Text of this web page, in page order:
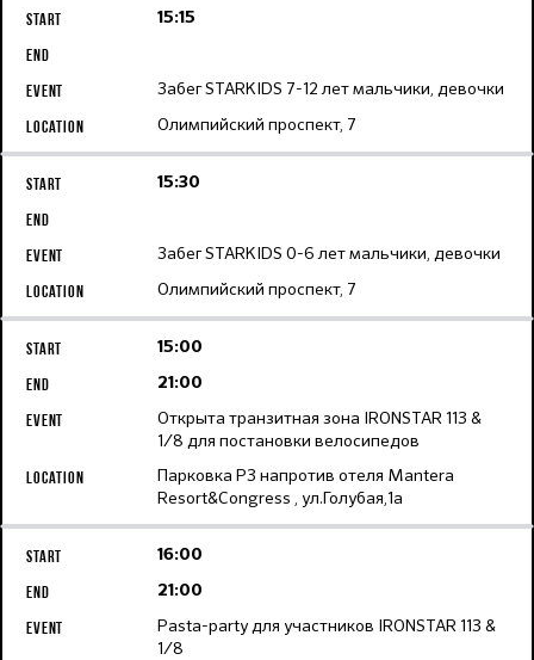
15:15
Забег STARKIDS 7-12 лет мальчики, девочки
Олимпийский проспект, 7
15:30
Забег STARKIDS 0-6 лет мальчики, девочки
Олимпийский проспект, 7
15:00
21:00
Открыта транзитная зона IRONSTAR 113 &
1/8 для постановки велосипедов
Парковка Р3 напротив отеля Mantera
Resort&Congress , ул.Голубая,1а
16:00
21:00
Pasta-party для участников IRONSTAR 113 &
1/8